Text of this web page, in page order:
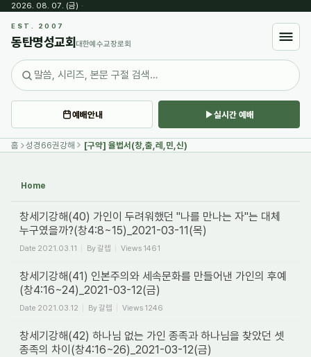
2026. 08. 07. (금) ·
EST. 2007
동탄명성교회 대한예수교장로회
예배안내 실시간 예배
홈 성경66권강해 [구약] 율법서(창,출,레,민,신)
Home
창세기강해(40) 가인이 두려워했던 "나를 만나는 자"는 대체
누구였을까?(창4:8~15)_2021-03-11(목)
Date 2021.03.11 By갈렙 Views 1461
창세기강해(41) 인본주의와 세속문화를 만들어낸 가인의 후예
(창4:16~24)_2021-03-12(금)
Date 2021.03.12 By갈렙 Views 1246
창세기강해(42) 하나님 없는 가인 종족과 하나님을 찾았던 셋
종족의 차이(창4:16~26)_2021-03-12(금)
Sketchbook5, 스케치북5
Sketchbook5, 스케치북5